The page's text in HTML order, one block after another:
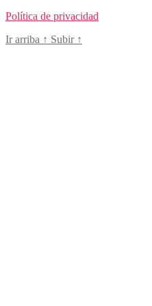
Política de privacidad
Ir arriba ↑ Subir ↑